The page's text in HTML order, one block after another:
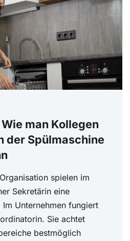
man Kollegen
der Spülmaschine
spielen im
Sekretärin eine
Unternehmen fungiert
Sie achtet
bestmöglich